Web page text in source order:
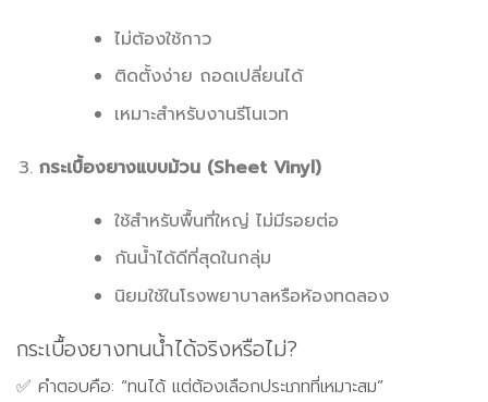
ไม่ต้องใช้กาว
ติดตั้งง่าย ถอดเปลี่ยนได้
เหมาะสำหรับงานรีโนเวท
กระเบื้องยางแบบม้วน (Sheet Vinyl)
ใช้สำหรับพื้นที่ใหญ่ ไม่มีรอยต่อ
กันน้ำได้ดีที่สุดในกลุ่ม
นิยมใช้ในโรงพยาบาลหรือห้องทดลอง
กระเบื้องยางทนน้ำได้จริงหรือไม่?
✅ คำตอบคือ: “ทนได้ แต่ต้องเลือกประเภทที่เหมาะสม”